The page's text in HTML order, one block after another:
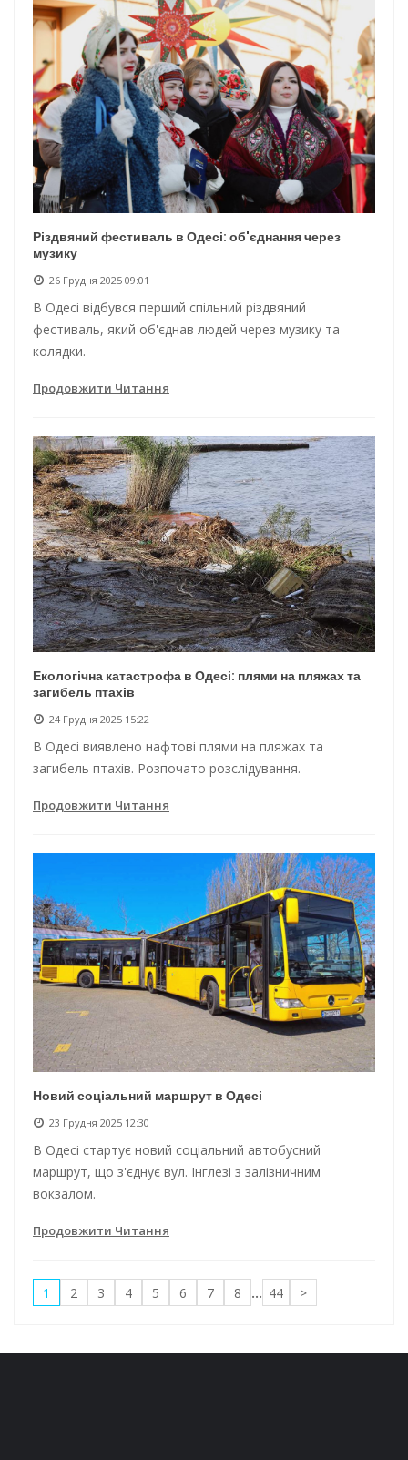
Різдвяний фестиваль в Одесі: об'єднання через
музику
26 Грудня 2025 09:01
В Одесі відбувся перший спільний різдвяний
фестиваль, який об'єднав людей через музику та
колядки.
Продовжити Читання
Екологічна катастрофа в Одесі: плями на пляжах та
загибель птахів
24 Грудня 2025 15:22
В Одесі виявлено нафтові плями на пляжах та
загибель птахів. Розпочато розслідування.
Продовжити Читання
Новий соціальний маршрут в Одесі
23 Грудня 2025 12:30
В Одесі стартує новий соціальний автобусний
маршрут, що з'єднує вул. Інглезі з залізничним
вокзалом.
Продовжити Читання
1 2 3 4 5 6 7 8 ... 44 >